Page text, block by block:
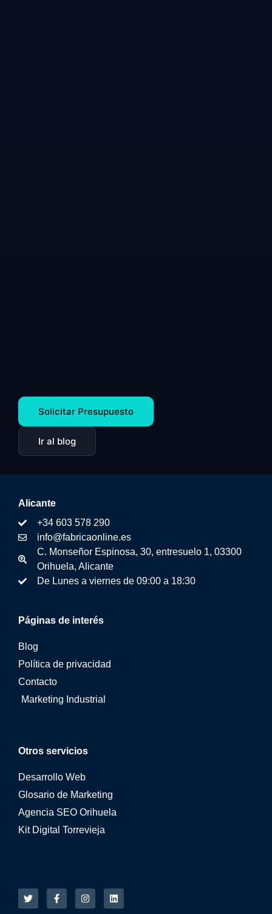
Solicitar Presupuesto
Ir al blog
Otros servicios
Desarrollo Web
Glosario de Marketing
Agencia SEO Orihuela
Kit Digital Torrevieja
Páginas de interés
Blog
Política de privacidad
Contacto
Marketing Industrial
Alicante
+34 603 578 290
info@fabricaonline.es
C. Monseñor Espinosa, 30, entresuelo 1, 03300
Orihuela, Alicante
De Lunes a viernes de 09:00 a 18:30